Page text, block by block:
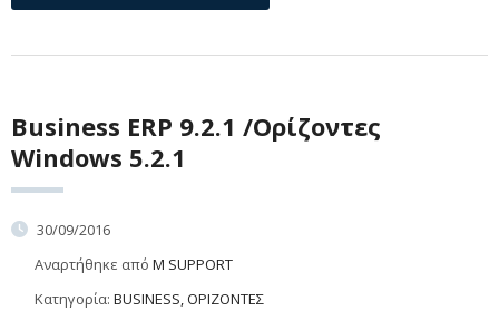
Business ERP 9.2.1 /Ορίζοντες
Windows 5.2.1
30/09/2016
Αναρτήθηκε από M SUPPORT
Κατηγορία: BUSINESS, ΟΡΙΖΟΝΤΕΣ